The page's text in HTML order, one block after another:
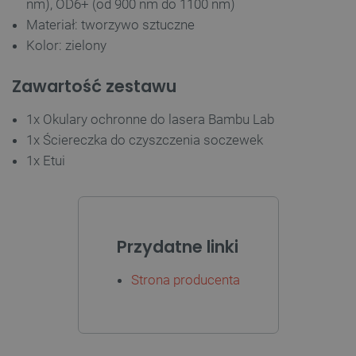
nm), OD6+ (od 900 nm do 1100 nm)
Materiał: tworzywo sztuczne
Kolor: zielony
Zawartość zestawu
1x Okulary ochronne do lasera Bambu Lab
1x Ściereczka do czyszczenia soczewek
1x Etui
Przydatne linki
Strona producenta
VISITOR_PRIVACY_METADATA